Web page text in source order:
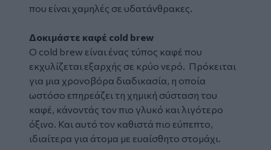
που είναι χαμηλές σε υδατάνθρακες.
Δοκιμάστε καφέ cold brew
Ο cold brew είναι ένας τύπος καφέ που
εκχυλίζεται εξαρχής σε κρύο νερό. Πρόκειται
για μια χρονοβόρα διαδικασία, η οποία
ωστόσο επηρεάζει τη χημική σύσταση του
καφέ, κάνοντάς τον πιο γλυκό και λιγότερο
όξινο. Και αυτό τον καθιστά πιο εύπεπτο,
ιδιαίτερα για άτομα με ευαίσθητο στομάχι.